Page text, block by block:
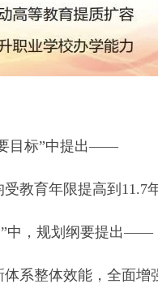
目标”中提出——
教育年限提高到11.7年
”中，规划纲要提出——
系整体效能，全面增